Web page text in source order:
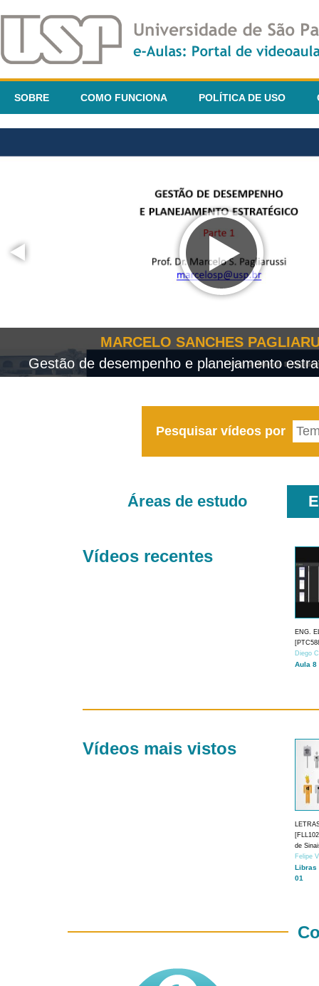
SOBRE COMO FUNCIONA POLÍTICA DE USO
MARCELO SANCHES
Gestão de desempenho e planejamento
Pesquisar vídeos por
Áreas de estudo
Vídeos recentes
ENG.
Diego
Aula 8
Vídeos mais vistos
de
Felipe
Libras
01